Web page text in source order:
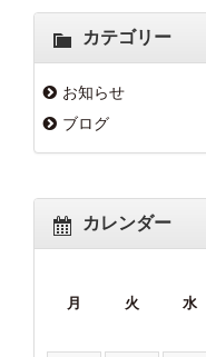
カテゴリー
お知らせ
ブログ
カレンダー
月 火 水